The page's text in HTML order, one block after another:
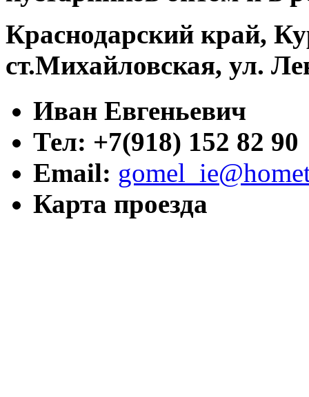
Краснодарский край,
ст.Михайловская, ул.
Иван Евгеньевич
Тел: +7(918) 152 82 90
Email:
Карта проезда